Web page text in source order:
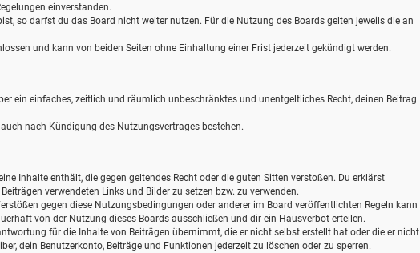
einverstanden.
so darfst du das Board nicht weiter nutzen. Für die Nutzung des Boards gelten jeweils die an
und kann von beiden Seiten ohne Einhaltung einer Frist jederzeit gekündigt werden.
ein einfaches, zeitlich und räumlich unbeschränktes und unentgeltliches Recht, deinen Beitrag
nach Kündigung des Nutzungsvertrages bestehen.
Inhalte enthält, die gegen geltendes Recht oder die guten Sitten verstoßen. Du erklärst
verwendeten Links und Bilder zu setzen bzw. zu verwenden.
gegen diese Nutzungsbedingungen oder anderer im Board veröffentlichten Regeln kann
von der Nutzung dieses Boards ausschließen und dir ein Hausverbot erteilen.
für die Inhalte von Beiträgen übernimmt, die er nicht selbst erstellt hat oder die er nicht
dein Benutzerkonto, Beiträge und Funktionen jederzeit zu löschen oder zu sperren.